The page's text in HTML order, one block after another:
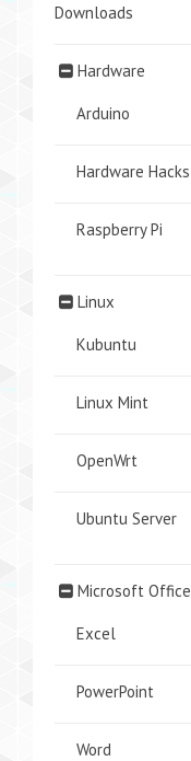
Downloads
Hardware
Arduino
Hardware Hacks
Raspberry Pi
Linux
Kubuntu
Linux Mint
OpenWrt
Ubuntu Server
Microsoft Office
Excel
PowerPoint
Word